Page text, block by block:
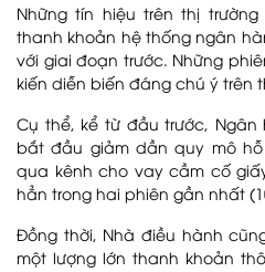
Những tín hiệu trên thị
thanh khoản hệ thống ngân
với giai đoạn trước. Những
kiến diễn biến đáng chú ý trên
Cụ thể, kể từ đầu trước, Ngân
bắt đầu giảm dần quy mô
qua kênh cho vay cầm cố
hẳn trong hai phiên gần nhất
Đồng thời, Nhà điều hành
một lượng lớn thanh khoản